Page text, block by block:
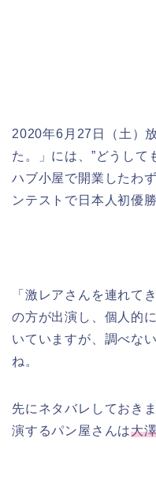
2020年6月27日（土）
た。」には、”どうして
ハブ小屋で開業したわ
ンテストで日本人初優
「激レアさんを連れて
の方が出演し、個人的
いていますが、調べな
ね。
先にネタバレしておき
演するパン屋さんは大